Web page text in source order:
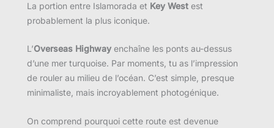
La portion entre Islamorada et Key West est
probablement la plus iconique.
L’Overseas Highway enchaîne les ponts au-dessus
d’une mer turquoise. Par moments, tu as l’impression
de rouler au milieu de l’océan. C’est simple, presque
minimaliste, mais incroyablement photogénique.
On comprend pourquoi cette route est devenue